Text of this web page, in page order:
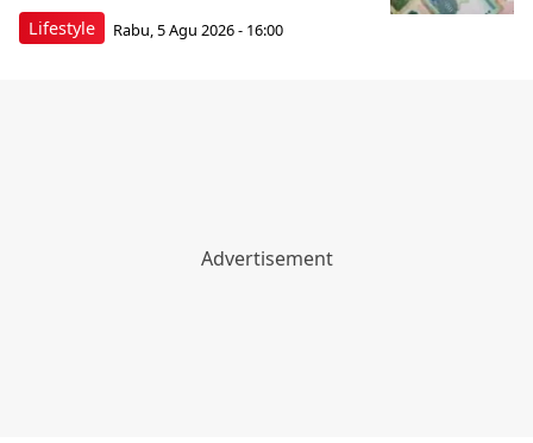
Lifestyle Rabu, 5 Agu 2026 - 16:00